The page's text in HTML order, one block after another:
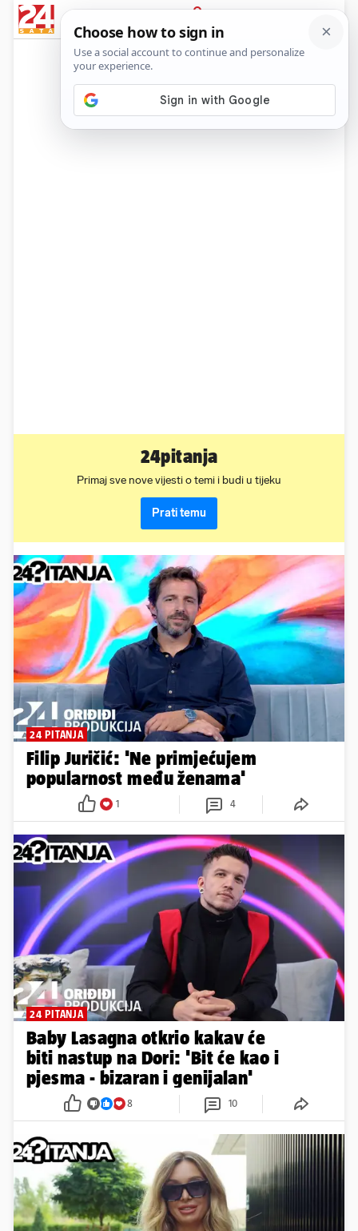
PRIJAVA
News
24pitanja
Primaj sve nove vijesti o temi i budi u tijeku
Prati temu
24 PITANJA
Filip Juričić: 'Ne primjećujem
popularnost među ženama'
1 4
24 PITANJA
Baby Lasagna otkrio kakav će
biti nastup na Dori: 'Bit će kao i
pjesma - bizaran i genijalan'
8 10